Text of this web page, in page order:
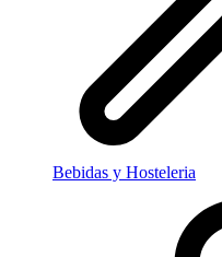
Bebidas y Hosteleria